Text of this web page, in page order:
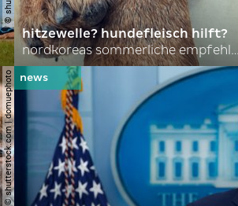
hitzewelle? hundefleisch hilft?
nordkoreas sommerliche empfehlungen
© shutterstock.com | domuephoto